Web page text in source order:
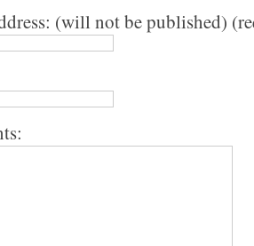
(will not be published)